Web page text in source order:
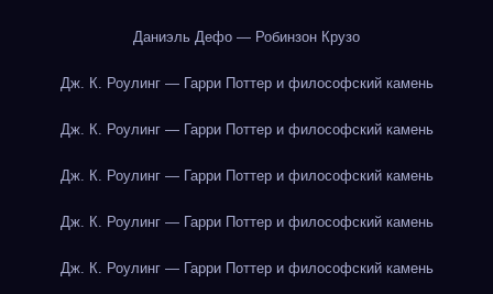
Даниэль Дефо — Робинзон Крузо
Дж. К. Роулинг — Гарри Поттер и философский камень
Дж. К. Роулинг — Гарри Поттер и философский камень
Дж. К. Роулинг — Гарри Поттер и философский камень
Дж. К. Роулинг — Гарри Поттер и философский камень
Дж. К. Роулинг — Гарри Поттер и философский камень